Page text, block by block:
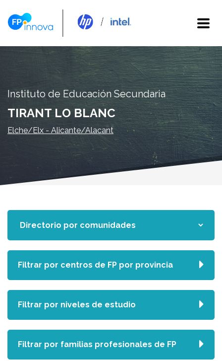
Instituto de Educación Secundaria
TIRANT LO BLANC
Elche/Elx - Alicante/Alacant
Filtrar por centros de FP por provincia
Filtrar por niveles de estudio
Filtrar por familias profesionales de FP